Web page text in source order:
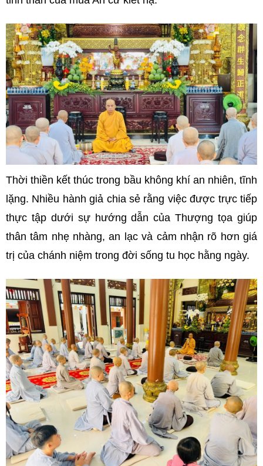
Thời thiền kết thúc trong bầu không khí an nhiên, tĩnh
lặng. Nhiều hành giả chia sẻ rằng việc được trực tiếp
thực tập dưới sự hướng dẫn của Thượng tọa giúp
thân tâm nhẹ nhàng, an lạc và cảm nhận rõ hơn giá
trị của chánh niệm trong đời sống tu học hằng ngày.